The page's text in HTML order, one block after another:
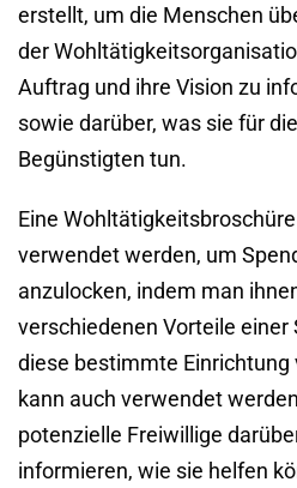
erstellt, um die Menschen
der
Auftrag und ihre Vision zu
sowie darüber, was sie für die
Begünstigten tun.
Eine
verwendet werden, um
anzulocken, indem man
verschiedenen Vorteile einer
diese bestimmte Einrichtung
kann auch verwendet
potenzielle Freiwillige
informieren, wie sie helfen